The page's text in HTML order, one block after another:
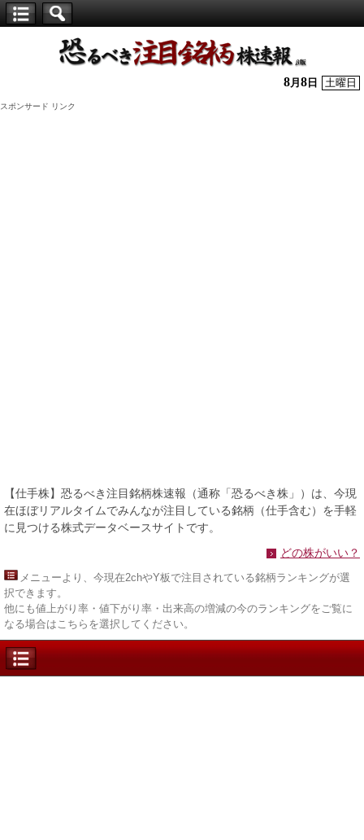
株】
8月 8 日 土曜日
スポンサード リンク
【仕手株】恐るべき注目銘柄株速報（通称「恐るべき株」）は、今現
在ほぼリアルタイムでみんなが注目している銘柄（仕手含む）を手軽
に見つける株式データベースサイトです。
どの株がいい？
メニューより、今現在2chやY板で注目されている銘柄ランキングが選
択できます。
他にも値上がり率・値下がり率・出来高の増減の今のランキングをご覧に
なる場合はこちらを選択してください。